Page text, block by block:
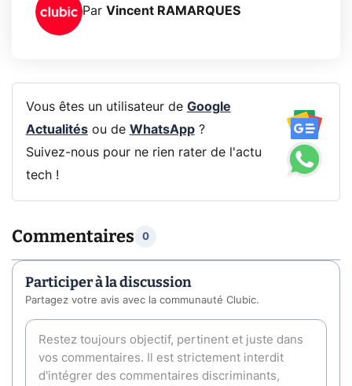
Par Vincent RAMARQUES
Vous êtes un utilisateur de Google
Actualitésou de WhatsApp?
Suivez-nous pour ne rien rater de l'actu
tech !
Commentaires 0
Participer à la discussion
Partagez votre avis avec la communauté Clubic.